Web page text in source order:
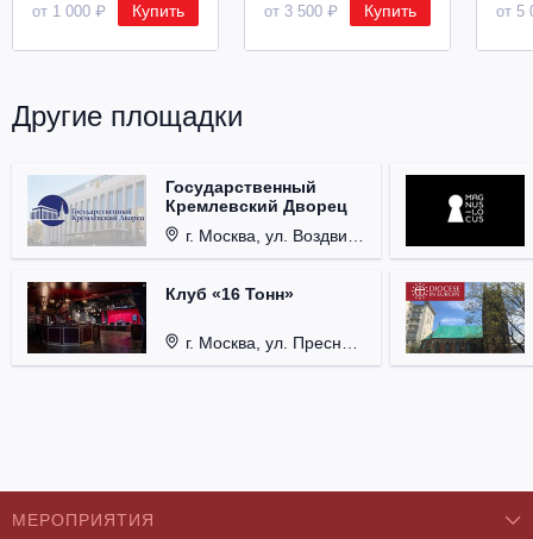
от 1 000 ₽ Купить от 3 500 ₽ Купить от 5
Другие площадки
Государственный
Кремлевский Дворец
г. Москва, ул. Воздвиженка, д. 1, Кремль.
Клуб «16 Тонн»
г. Москва, ул. Пресненский Вал, д. 6, стр. 1.
МЕРОПРИЯТИЯ